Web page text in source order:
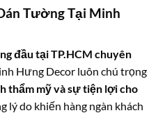
Tường Tại Minh
đầu tại TP.HCM chuyên
Hưng Decor luôn chú trọng
thẩm mỹ và sự tiện lợi cho
lý do khiến hàng ngàn khách